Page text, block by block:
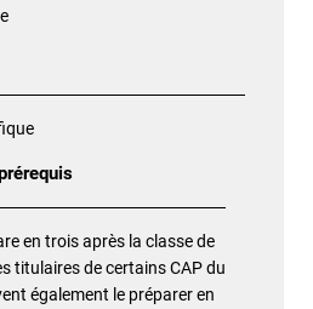
en trois après la classe de
titulaires de certains CAP du
également le préparer en